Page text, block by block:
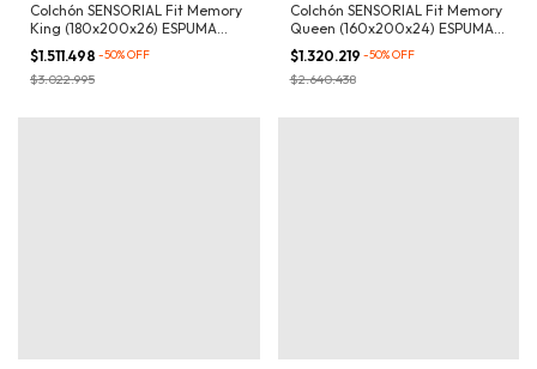
Colchón SENSORIAL Fit Memory
King (180x200x26) ESPUMA
Dens. 50kg/m3
$1.511.498 -50%OFF
$3.022.995
Colchón SENSORIAL Fit Memory
Queen (160x200x24) ESPUMA
Dens. 50kg/m³
$1.320.219 -50%OFF
$2.640.438